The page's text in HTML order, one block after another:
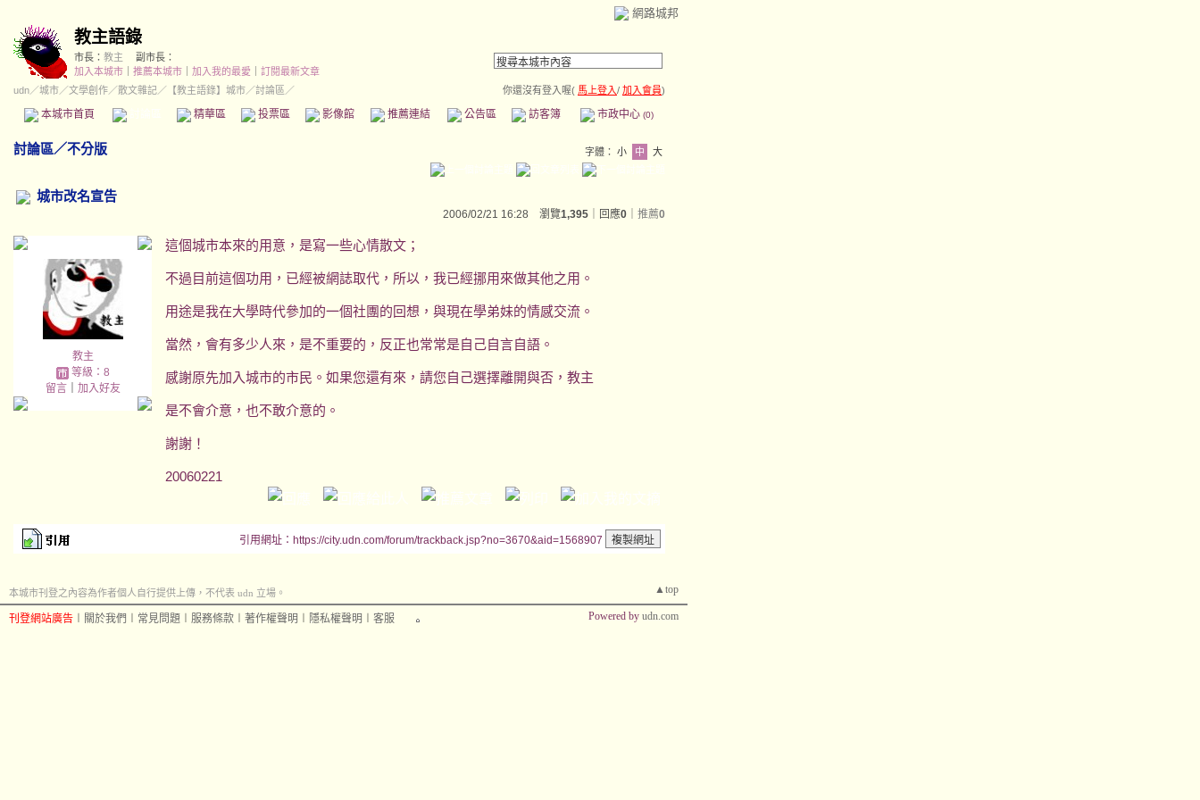
網路城邦
教主語錄
市長： 教主
副市長：
加入本城市
推薦本城市 加入我的最愛
訂閱最新文章
udn／城市／文學創作／散文雜記／ 【教主語錄】城市／討論區／ 你還沒有登入喔( 馬上登入/ 加入會員)
本城市首頁 精華區 投票區 影像館 推薦連結 公告區 訪客簿 市政中心 (0)
討論區／不分版 字體： 小 中 大
城市改名宣告
2006/02/21 16:28 瀏覽1,395 ｜回應0 推薦0
教主
等級：8
留言｜ 加入好友
這個城市本來的用意，是寫一些心情散文；
不過目前這個功用，已經被網誌取代，所以，我已經挪用來做其他之用。
用途是我在大學時代參加的一個社團的回想，與現在學弟妹的情感交流。
當然，會有多少人來，是不重要的，反正也常常是自己自言自語。
感謝原先加入城市的市民。如果您還有來，請您自己選擇離開與否，教主
是不會介意，也不敢介意的。
謝謝！
20060221
引用網址：https://city.udn.com/forum/trackback.jsp?no=3670&aid=1568907
▲top
本城市刊登之內容為作者個人自行提供上傳，不代表 udn 立場。
刊登網站廣告 關於我們 常見問題 服務條款 著作權聲明 隱私權聲明 客服 Powered by udn.com